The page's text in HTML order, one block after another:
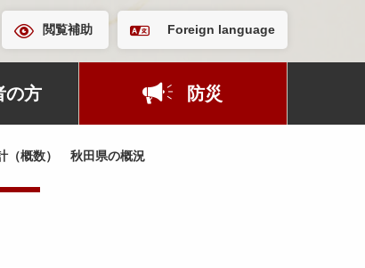
閲覧補助 Foreign language
の方 防災
（概数） 秋田県の概況